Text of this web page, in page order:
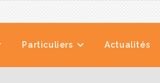
Particuliers Actualités